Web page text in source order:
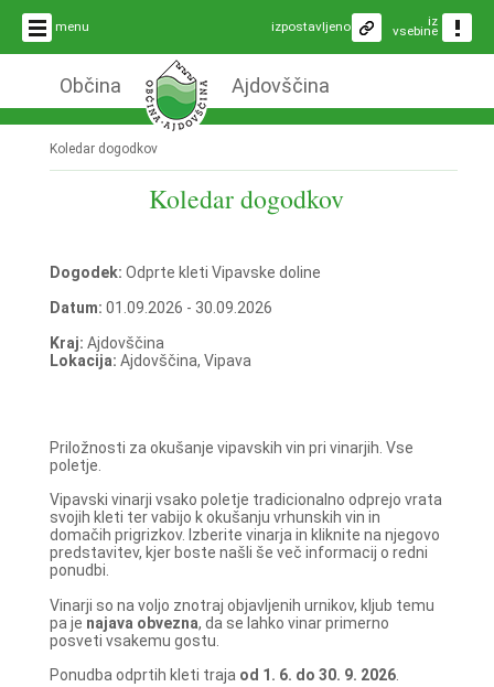
menu iz
vsebine
izpostavljeno
Občina Ajdovščina
Koledar dogodkov
Koledar dogodkov
Dogodek: Odprte kleti Vipavske doline
Datum: 01.09.2026 - 30.09.2026
Kraj: Ajdovščina
Lokacija: Ajdovščina, Vipava
Priložnosti za okušanje vipavskih vin pri vinarjih. Vse
poletje.
Vipavski vinarji vsako poletje tradicionalno odprejo vrata
svojih kleti ter vabijo k okušanju vrhunskih vin in
domačih prigrizkov. Izberite vinarja in kliknite na njegovo
predstavitev, kjer boste našli še več informacij o redni
ponudbi.
Vinarji so na voljo znotraj objavljenih urnikov, kljub temu
pa je najava obvezna, da se lahko vinar primerno
posveti vsakemu gostu.
Ponudba odprtih kleti traja od 1. 6. do 30. 9. 2026.